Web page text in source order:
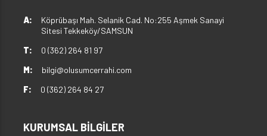
A:
Köprübaşı Mah. Selanik Cad. No:255 Aşmek Sanayi
Sitesi Tekkeköy/SAMSUN
T:
0 (362) 264 81 97
M:
bilgi@olusumcerrahi.com
F:
0 (362) 264 84 27
KURUMSAL BİLGİLER